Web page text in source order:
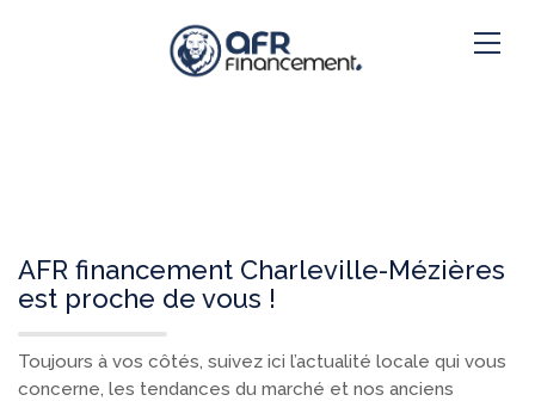
AFR financement Charleville-Mézières
est proche de vous !
Toujours à vos côtés, suivez ici l’actualité locale qui vous
concerne, les tendances du marché et nos anciens